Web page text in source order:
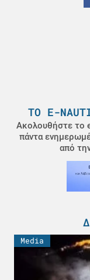
ΤΟ E-
Ακολουθήστε το
πάντα
από
Media